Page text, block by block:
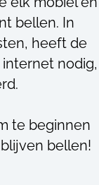
bellen. In
heeft de
nodig,
te beginnen
bellen!